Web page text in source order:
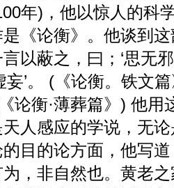
年)，他以惊人的科
《论衡》。他谈到
以蔽之，曰；‘思无
妄’。 (《论衡。铁文
论衡·薄葬篇》) 他
人感应的学说，无
目的论方面，他写
，非自然也。黄老